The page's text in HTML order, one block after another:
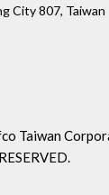
City 807, Taiwan
Taiwan
RESERVED.